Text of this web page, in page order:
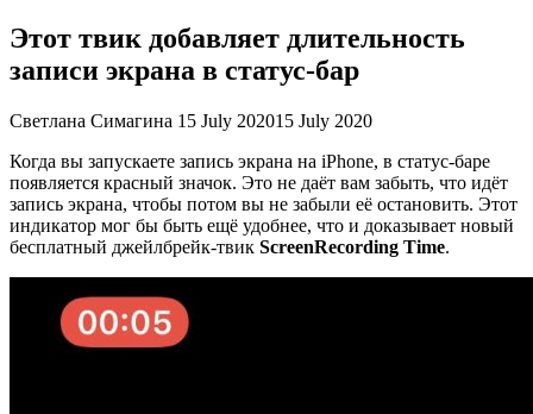
Этот твик добавляет длительность
записи экрана в статус-бар
Светлана Симагина 15 July 202015 July 2020
Когда вы запускаете запись экрана на iPhone, в статус-баре
появляется красный значок. Это не даёт вам забыть, что идёт
запись экрана, чтобы потом вы не забыли её остановить. Этот
индикатор мог бы быть ещё удобнее, что и доказывает новый
бесплатный джейлбрейк-твик ScreenRecording Time.